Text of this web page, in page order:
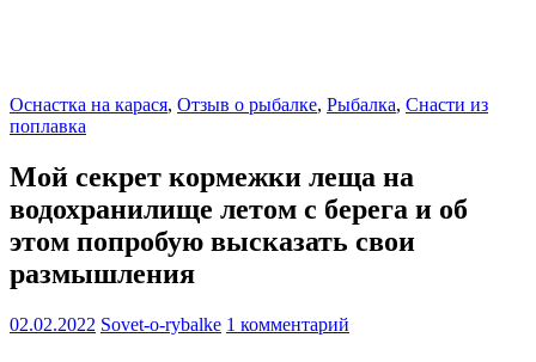
Оснастка на карася, Отзыв о рыбалке, Рыбалка, Снасти из
поплавка
Мой секрет кормежки леща на
водохранилище летом с берега и об
этом попробую высказать свои
размышления
02.02.2022 Sovet-o-rybalke 1 комментарий